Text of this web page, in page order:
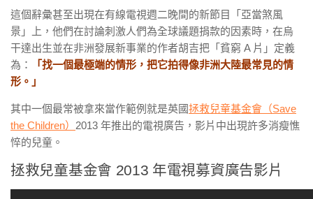
這個辭彙甚至出現在有線電視週二晚間的新節目「亞當煞風
景」上，他們在討論刺激人們為全球議題捐款的因素時，在烏
干達出生並在非洲發展新事業的作者胡吉把「貧窮 A 片」定義
為：
「找一個最極端的情形，把它拍得像非洲大陸最常見的情
形。」
其中一個最常被拿來當作範例就是英國拯救兒童基金會（Save
the Children） 2013 年推出的電視廣告，影片中出現許多消瘦憔
悴的兒童。
拯救兒童基金會 2013 年電視募資廣告影片